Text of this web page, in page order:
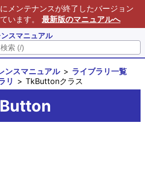
メンテナンスが終了したバージョン
います。 最新版のマニュアルへ
スマニュアル
ンスマニュアル
ライブラリ一覧
リ
TkButtonクラス